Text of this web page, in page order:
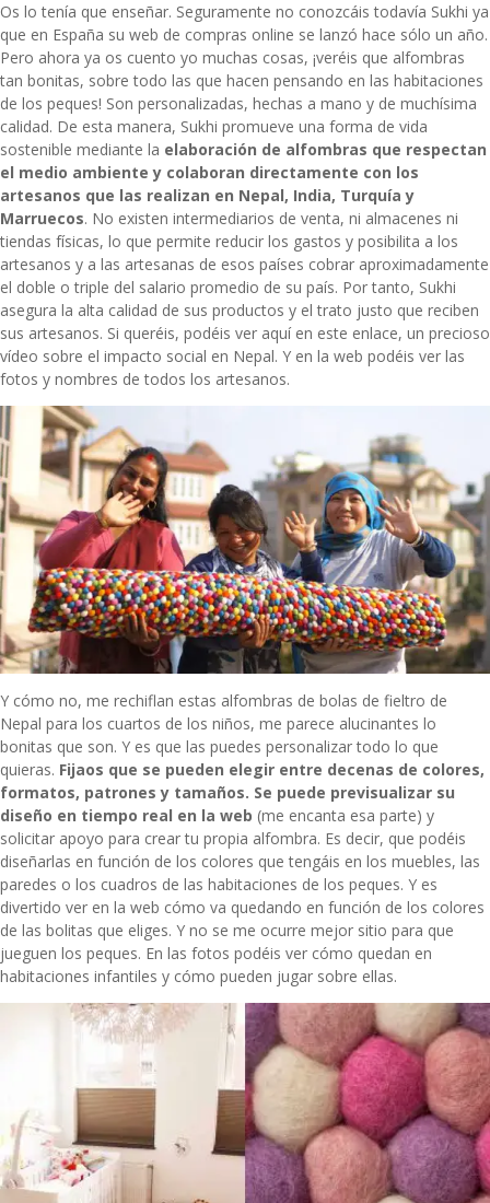
Os lo tenía que enseñar. Seguramente no conozcáis todavía Sukhi ya
que en España su web de compras online se lanzó hace sólo un año.
Pero ahora ya os cuento yo muchas cosas, ¡veréis que alfombras
tan bonitas, sobre todo las que hacen pensando en las habitaciones
de los peques! Son personalizadas, hechas a mano y de muchísima
calidad. De esta manera, Sukhi promueve una forma de vida
sostenible mediante la elaboración de alfombras que respectan
el medio ambiente y colaboran directamente con los
artesanos que las realizan en Nepal, India, Turquía y
Marruecos. No existen intermediarios de venta, ni almacenes ni
tiendas físicas, lo que permite reducir los gastos y posibilita a los
artesanos y a las artesanas de esos países cobrar aproximadamente
el doble o triple del salario promedio de su país. Por tanto, Sukhi
asegura la alta calidad de sus productos y el trato justo que reciben
sus artesanos. Si queréis, podéis ver aquí en este enlace, un precioso
vídeo sobre el impacto social en Nepal. Y en la web podéis ver las
fotos y nombres de todos los artesanos.
Y cómo no, me rechiflan estas alfombras de bolas de fieltro de
Nepal para los cuartos de los niños, me parece alucinantes lo
bonitas que son. Y es que las puedes personalizar todo lo que
quieras. Fijaos que se pueden elegir entre decenas de colores,
formatos, patrones y tamaños. Se puede previsualizar su
diseño en tiempo real en la web (me encanta esa parte) y
solicitar apoyo para crear tu propia alfombra. Es decir, que podéis
diseñarlas en función de los colores que tengáis en los muebles, las
paredes o los cuadros de las habitaciones de los peques. Y es
divertido ver en la web cómo va quedando en función de los colores
de las bolitas que eliges. Y no se me ocurre mejor sitio para que
jueguen los peques. En las fotos podéis ver cómo quedan en
habitaciones infantiles y cómo pueden jugar sobre ellas.